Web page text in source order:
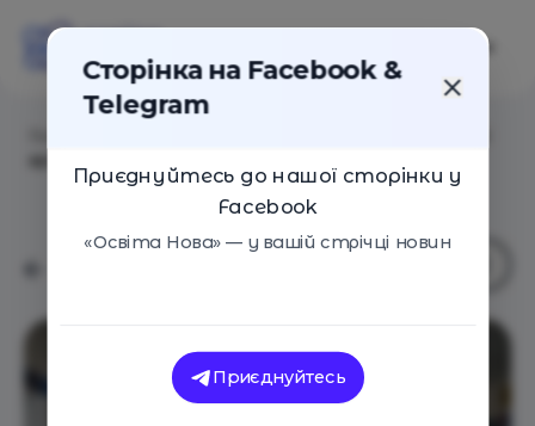
арифметики "SMARTUM" (Львів)
Сторінка на Facebook &
Telegram
Приєднуйтесь до нашої сторінки у
Facebook
«Освіта Нова» — у вашій стрічці новин
Приєднуйтесь